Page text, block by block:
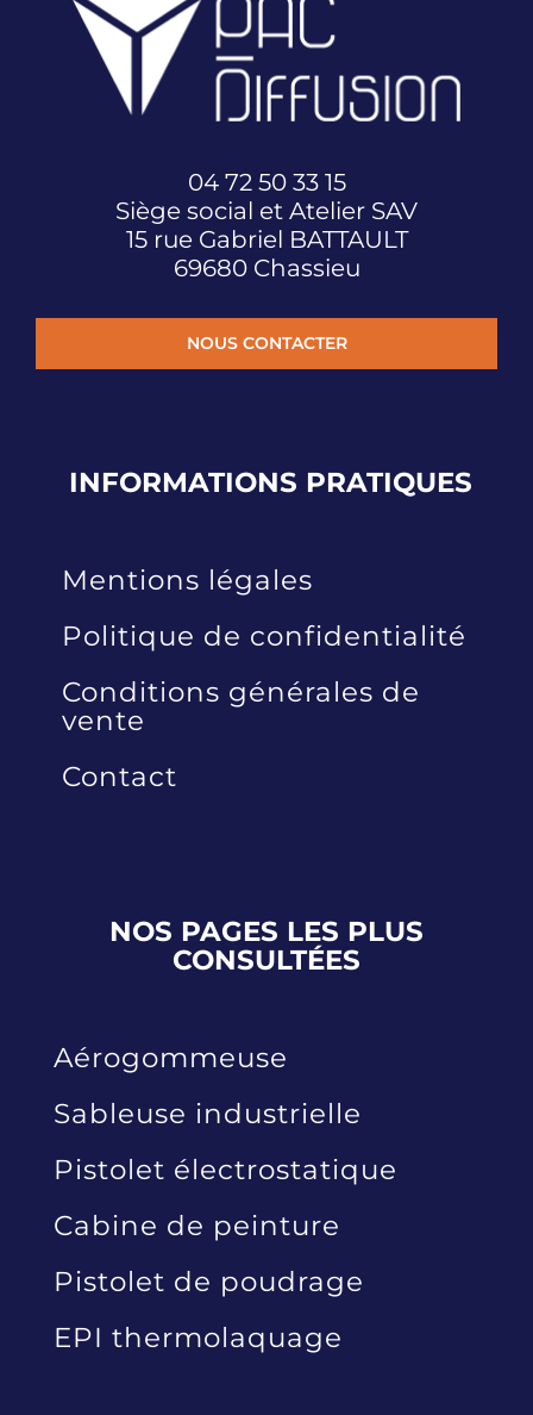
04 72 50 33 15
Siège social et Atelier SAV
15 rue Gabriel BATTAULT
69680 Chassieu
NOUS CONTACTER
INFORMATIONS PRATIQUES
Mentions légales
Politique de confidentialité
Conditions générales de
vente
Contact
NOS PAGES LES PLUS
CONSULTÉES
Aérogommeuse
Sableuse industrielle
Pistolet électrostatique
Cabine de peinture
Pistolet de poudrage
EPI thermolaquage